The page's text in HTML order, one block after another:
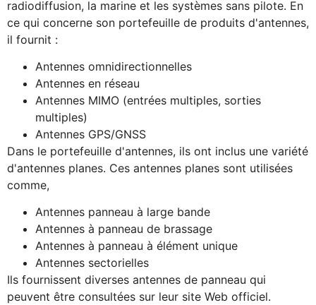
radiodiffusion, la marine et les systèmes sans pilote. En
ce qui concerne son portefeuille de produits d'antennes,
il fournit :
Antennes omnidirectionnelles
Antennes en réseau
Antennes MIMO (entrées multiples, sorties
multiples)
Antennes GPS/GNSS
Dans le portefeuille d'antennes, ils ont inclus une variété
d'antennes planes. Ces antennes planes sont utilisées
comme,
Antennes panneau à large bande
Antennes à panneau de brassage
Antennes à panneau à élément unique
Antennes sectorielles
Ils fournissent diverses antennes de panneau qui
peuvent être consultées sur leur site Web officiel.